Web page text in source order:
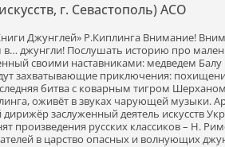
г. Севастополь) АСО
Джунглей» Р.Киплинга Внимание!
джунгли! Послушать историю про
своими наставниками: медведем Балу
захватывающие приключения:
битва с коварным тигром
оживёт в звуках чарующей музыки.
заслуженный деятель искусств
произведения русских классиков – Н.
в царство опасных и волнующих